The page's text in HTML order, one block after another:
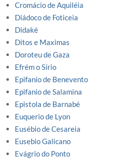
Cromácio de Aquiléia
Diádoco de Foticeia
Didaké
Ditos e Maximas
Doroteu de Gaza
Efrém o Sírio
Epifanio de Benevento
Epifanio de Salamina
Epistola de Barnabé
Euquerio de Lyon
Eusébio de Cesareia
Eusebio Galicano
Evágrio do Ponto